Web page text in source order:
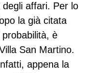
degli affari. Per lo
la già citata
è
San Martino.
appena la